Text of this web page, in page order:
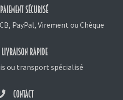
PAIEMENT SÉCURISÉ
PayPal, Virement ou Chèque
LIVRAISON RAPIDE
ou transport spécialisé
CONTACT